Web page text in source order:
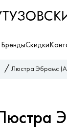
БрендыСкидки
/ Люстра Эбрамс